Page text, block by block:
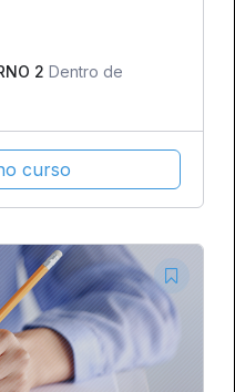
2 Dentro de
curso